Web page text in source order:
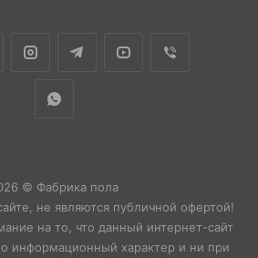
© Фабрика пола
не являются публичной офертой!
на то, что данный интернет-сайт
информационный характер и ни при